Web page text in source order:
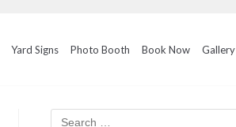
Yard Signs Photo Booth Book Now Gallery